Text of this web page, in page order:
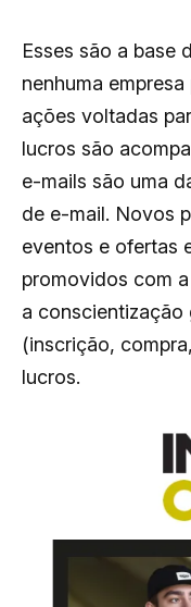
Esses são a base
nenhuma
ações voltadas
lucros são
e-mails são uma
de e-mail. Novos
eventos e ofertas
promovidos com
a conscientização
(inscrição,
lucros.